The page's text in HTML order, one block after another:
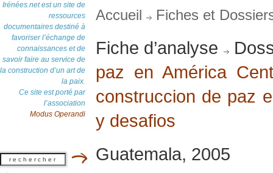
Irénées.net est un site de
ressources
documentaires destiné à
favoriser l’échange de
connaissances et de
savoir faire au service de
la construction d’un art de
la paix.
Ce site est porté par
l’association
Modus Operandi
Accueil Fiches et
Fiche d’analyse
paz en América
construccion de paz
y desafios
Guatemala, 2005